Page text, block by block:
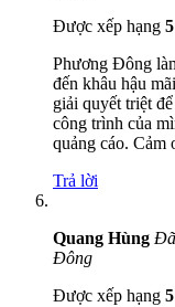
Được xếp hạng 5
Phương Đông
đến khâu hậu
giải quyết triệt
công trình của
quảng cáo. Cảm
Trả lời
Quang Hùng
Đông
Được xếp hạng 5